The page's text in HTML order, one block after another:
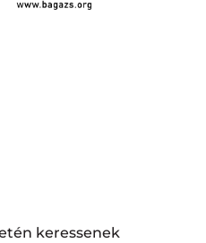
keressenek